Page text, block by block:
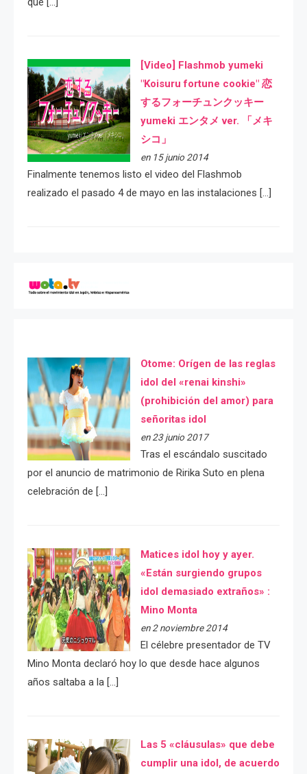
[Video] Flashmob yumeki
"Koisuru fortune cookie" 恋
するフォーチュンクッキー
yumeki エンタメ ver. 「メキ
シコ」
en 15 junio 2014
Finalmente tenemos listo el video del Flashmob
realizado el pasado 4 de mayo en las instalaciones […]
Otome: Orígen de las reglas
idol del «renai kinshi»
(prohibición del amor) para
señoritas idol
en 23 junio 2017
Tras el escándalo suscitado
por el anuncio de matrimonio de Ririka Suto en plena
celebración de […]
Matices idol hoy y ayer.
«Están surgiendo grupos
idol demasiado extraños» :
Mino Monta
en 2 noviembre 2014
El célebre presentador de TV
Mino Monta declaró hoy lo que desde hace algunos
años saltaba a la […]
Las 5 «cláusulas» que debe
cumplir una idol, de acuerdo